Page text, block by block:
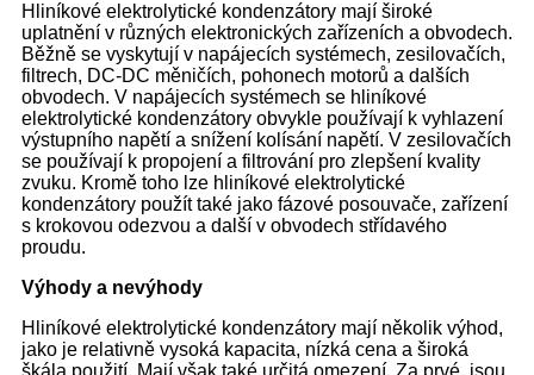
Hliníkové elektrolytické kondenzátory mají široké
uplatnění v různých elektronických zařízeních a obvodech.
Běžně se vyskytují v napájecích systémech, zesilovačích,
filtrech, DC-DC měničích, pohonech motorů a dalších
obvodech. V napájecích systémech se hliníkové
elektrolytické kondenzátory obvykle používají k vyhlazení
výstupního napětí a snížení kolísání napětí. V zesilovačích
se používají k propojení a filtrování pro zlepšení kvality
zvuku. Kromě toho lze hliníkové elektrolytické
kondenzátory použít také jako fázové posouvače, zařízení
s krokovou odezvou a další v obvodech střídavého
proudu.
Výhody a nevýhody
Hliníkové elektrolytické kondenzátory mají několik výhod,
jako je relativně vysoká kapacita, nízká cena a široká
škála použití. Mají však také určitá omezení. Za prvé, jsou